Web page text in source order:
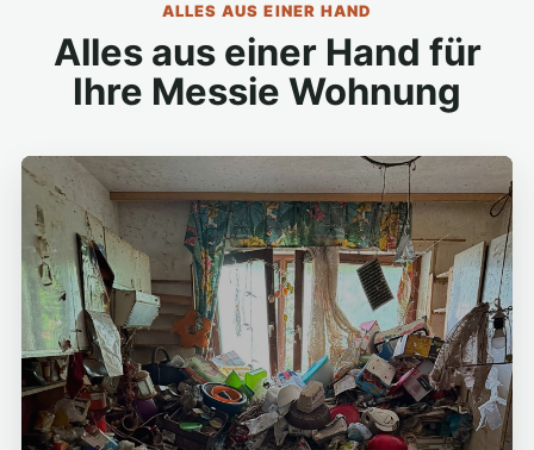
ALLES AUS EINER HAND
Alles aus einer Hand für
Ihre Messie Wohnung